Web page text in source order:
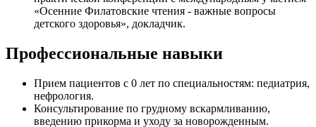
«Осенние Филатовские чтения - важные вопросы
детского здоровья», докладчик.
Профессиональные навыки
Прием пациентов с 0 лет по специальностям: педиатрия,
нефрология.
Консультирование по грудному вскармливанию,
введению прикорма и уходу за новорожденным.